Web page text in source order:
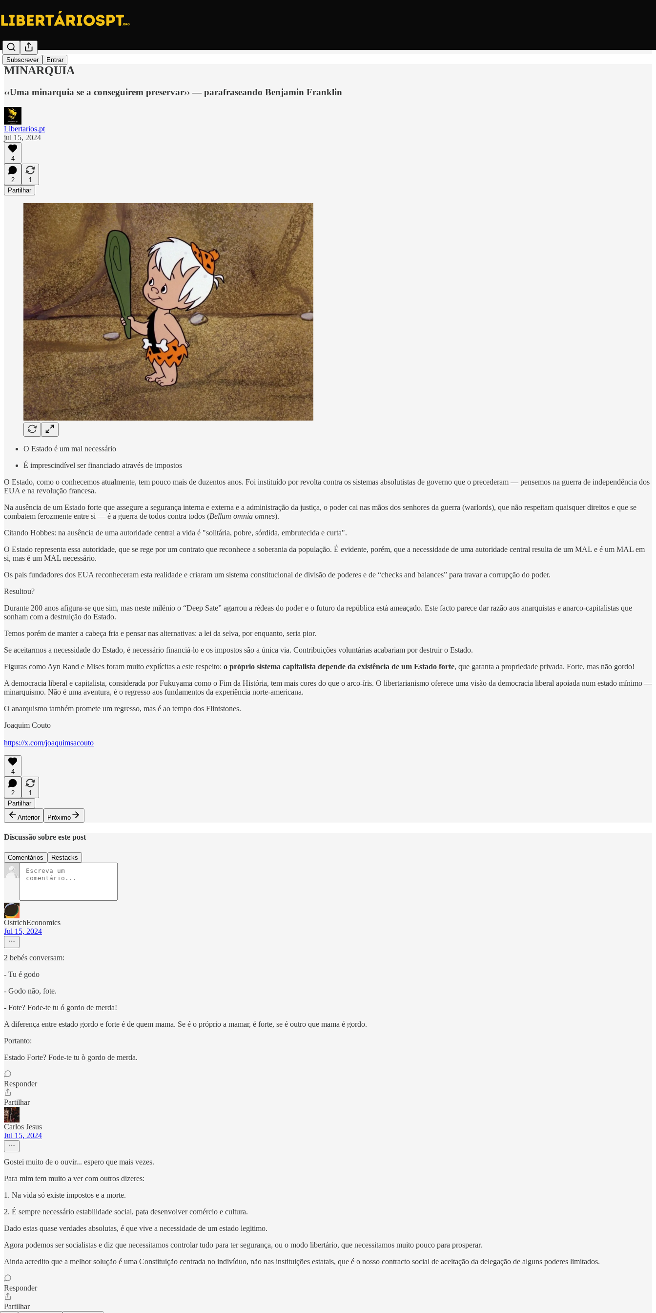
Subscrever Entrar
MINARQUIA
‹‹Uma minarquia se a conseguirem preservar›› — parafraseando Benjamin Franklin
Libertarios.pt
jul 15, 2024
4
2
1
Partilhar
O Estado é um mal necessário
É imprescindível ser financiado através de impostos
O Estado, como o conhecemos atualmente, tem pouco mais de duzentos anos. Foi instituído por revolta contra os sistemas absolutistas de governo que o precederam — pensemos na guerra de independência dos
EUA e na revolução francesa.
Na ausência de um Estado forte que assegure a segurança interna e externa e a administração da justiça, o poder cai nas mãos dos senhores da guerra (warlords), que não respeitam quaisquer direitos e que se
combatem ferozmente entre si — é a guerra de todos contra todos (Bellum omnia omnes).
Citando Hobbes: na ausência de uma autoridade central a vida é "solitária, pobre, sórdida, embrutecida e curta".
O Estado representa essa autoridade, que se rege por um contrato que reconhece a soberania da população. É evidente, porém, que a necessidade de uma autoridade central resulta de um MAL e é um MAL em
si, mas é um MAL necessário.
Os pais fundadores dos EUA reconheceram esta realidade e criaram um sistema constitucional de divisão de poderes e de “checks and balances” para travar a corrupção do poder.
Resultou?
Durante 200 anos afigura-se que sim, mas neste milénio o “Deep Sate” agarrou a rédeas do poder e o futuro da república está ameaçado. Este facto parece dar razão aos anarquistas e anarco-capitalistas que
sonham com a destruição do Estado.
Temos porém de manter a cabeça fria e pensar nas alternativas: a lei da selva, por enquanto, seria pior.
Se aceitarmos a necessidade do Estado, é necessário financiá-lo e os impostos são a única via. Contribuições voluntárias acabariam por destruir o Estado.
Figuras como Ayn Rand e Mises foram muito explícitas a este respeito: o próprio sistema capitalista depende da existência de um Estado forte, que garanta a propriedade privada. Forte, mas não gordo!
A democracia liberal e capitalista, considerada por Fukuyama como o Fim da História, tem mais cores do que o arco-íris. O libertarianismo oferece uma visão da democracia liberal apoiada num estado mínimo —
minarquismo. Não é uma aventura, é o regresso aos fundamentos da experiência norte-americana.
O anarquismo também promete um regresso, mas é ao tempo dos Flintstones.
Joaquim Couto
https://x.com/joaquimsacouto
4
2
1
Partilhar
Anterior
Próximo
Discussão sobre este post
Comentários Restacks
OstrichEconomics
Jul 15, 2024
2 bebés conversam:
- Tu é godo
- Godo não, fote.
- Fote? Fode-te tu ó gordo de merda!
A diferença entre estado gordo e forte é de quem mama. Se é o próprio a mamar, é forte, se é outro que mama é gordo.
Portanto:
Estado Forte? Fode-te tu ò gordo de merda.
Responder
Partilhar
Carlos Jesus
Jul 15, 2024
Gostei muito de o ouvir... espero que mais vezes.
Para mim tem muito a ver com outros dizeres:
1. Na vida só existe impostos e a morte.
2. É sempre necessário estabilidade social, pata desenvolver comércio e cultura.
Dado estas quase verdades absolutas, é que vive a necessidade de um estado legitimo.
Agora podemos ser socialistas e diz que necessitamos controlar tudo para ter segurança, ou o modo libertário, que necessitamos muito pouco para prosperar.
Ainda acredito que a melhor solução é uma Constituição centrada no indivíduo, não nas instituições estatais, que é o nosso contracto social de aceitação da delegação de alguns poderes limitados.
Responder
Partilhar